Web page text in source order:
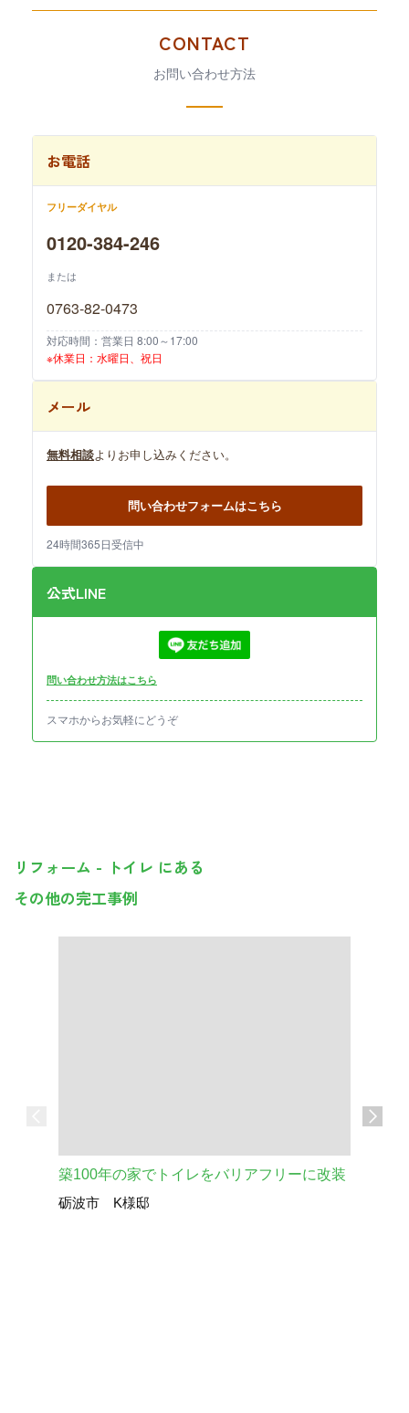
CONTACT
お問い合わせ方法
お電話
フリーダイヤル
0120-384-246
または
0763-82-0473
対応時間：営業日 8:00～17:00
※休業日：水曜日、祝日
メール
無料相談よりお申し込みください。
問い合わせフォームはこちら
24時間365日受信中
公式LINE
問い合わせ方法はこちら
スマホからお気軽にどうぞ
リフォーム - トイレ にある
その他の完工事例
築100年の家でトイレをバリアフリーに改装
砺波市 K様邸